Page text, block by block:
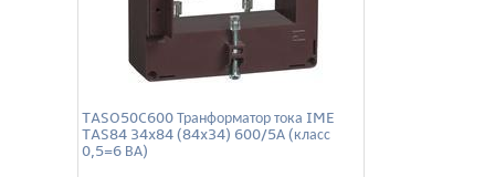
TASO50C600 Транформатор тока IME
TAS84 34x84 (84x34) 600/5А (класс
0,5=6 ВА)